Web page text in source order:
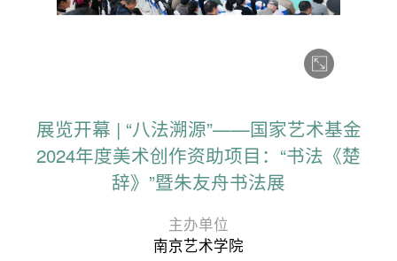
展览开幕 | “八法溯源”——国家艺术基金
2024年度美术创作资助项目：“书法《楚
辞》”暨朱友舟书法展
主办单位
南京艺术学院